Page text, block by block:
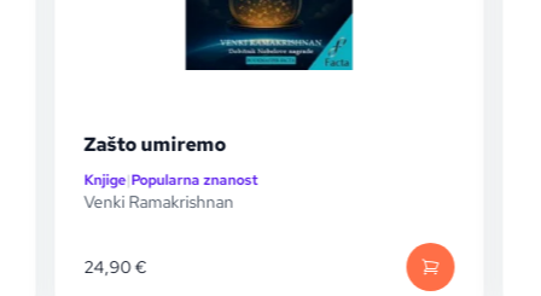
Stakleni kavez
Knjige|Popularna znanost
Nicholas Carr
15,93